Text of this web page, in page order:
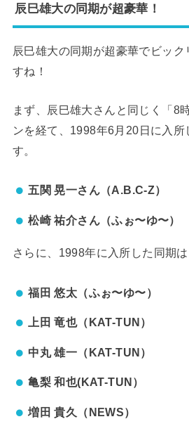
辰巳雄大の同期が超豪華！
辰巳雄大の同期が超豪華でビック
すね！
まず、辰巳雄大さんと同じく「8
ンを経て、1998年6月20日に入所
す。
五関 晃一さん（A.B.C-Z）
松崎 祐介さん（ふぉ〜ゆ〜）
さらに、1998年に入所した同期
福田 悠太（ふぉ〜ゆ〜）
上田 竜也（KAT-TUN）
中丸 雄一（KAT-TUN）
亀梨 和也(KAT-TUN）
増田 貴久（NEWS）